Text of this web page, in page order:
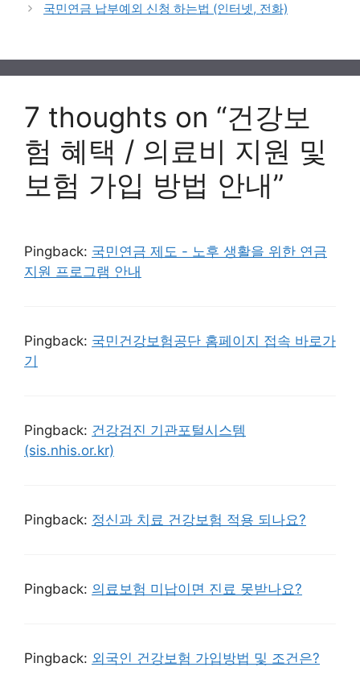
국민연금 납부예외 신청 하는법 (인터넷, 전화)
7 thoughts on “건강보
험 혜택 / 의료비 지원 및
보험 가입 방법 안내”
Pingback: 국민연금 제도 - 노후 생활을 위한 연금
지원 프로그램 안내
Pingback: 국민건강보험공단 홈페이지 접속 바로가
기
Pingback: 건강검진 기관포털시스템
(sis.nhis.or.kr)
Pingback: 정신과 치료 건강보험 적용 되나요?
Pingback: 의료보험 미납이면 진료 못받나요?
Pingback: 외국인 건강보험 가입방법 및 조건은?